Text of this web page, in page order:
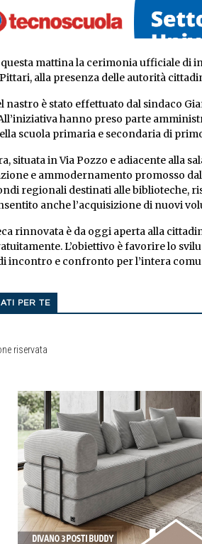
questa mattina la cerimonia ufficiale di
alla presenza delle autorità
nastro è stato effettuato dal sindaco
hanno preso parte
scuola primaria e secondaria di
situata in Via Pozzo e adiacente alla
e ammodernamento promosso
regionali destinati alle biblioteche,
anche l’acquisizione di nuovi
rinnovata è da oggi aperta alla
L’obiettivo è favorire lo
incontro e confronto per l’intera
PER TE
riservata